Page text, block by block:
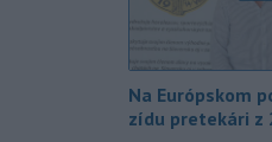
Európskej únie.
- Ruská
kampaň sa vo
na ďalšieho
Na Európskom
zídu pretekári z